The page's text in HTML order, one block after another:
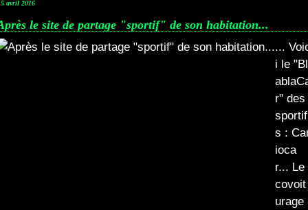
avril 2016
le site de partage "sportif" de son habitation...
...
i le "Bl
r" des
sportif
s :
ioca
r... Le
covoit
urage